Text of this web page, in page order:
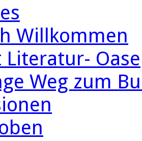
Willkommen
Literatur- Oase
Weg zum